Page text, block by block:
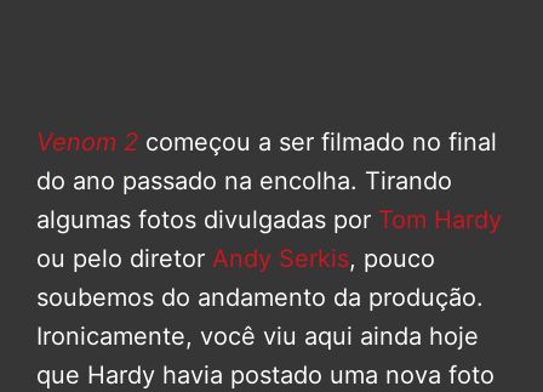
Venom 2 começou a ser filmado no final
do ano passado na encolha. Tirando
algumas fotos divulgadas por Tom Hardy
ou pelo diretor Andy Serkis, pouco
soubemos do andamento da produção.
Ironicamente, você viu aqui ainda hoje
que Hardy havia postado uma nova foto